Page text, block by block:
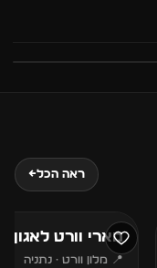
ראה הכל←
מארי וורט לאגון
📍 מלון וורט · נתניה